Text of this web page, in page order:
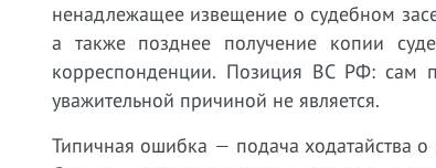
ненадлежащее извещение о судебном
а также позднее получение копии
корреспонденции. Позиция ВС РФ: сам
уважительной причиной не является.
Типичная ошибка — подача ходатайства